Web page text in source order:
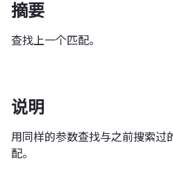
摘要
查找上一个匹配。
说明
用同样的参数查找与之前搜索过
配。